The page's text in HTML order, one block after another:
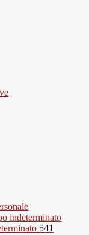
indeterminato
541